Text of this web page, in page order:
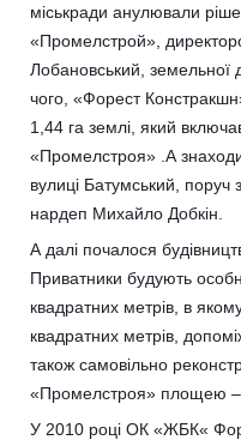
міськради анулювали
«Промелстрой»,
Лобановський, земельної
чого, «Форест
1,44 га землі, який
«Промелстроя» .А
вулиці Батумський, поруч
нардеп Михайло Добкін.
А далі почалося
Приватники будують
квадратних метрів, в
квадратних метрів,
також самовільно
«Промелстроя» площею –
У 2010 році ОК «ЖБК«